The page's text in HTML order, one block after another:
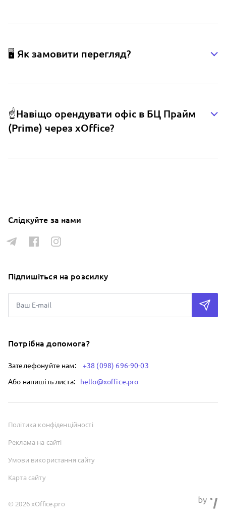
🖥️ Як замовити перегляд?
☝️Навіщо орендувати офіс в БЦ Прайм
(Prime) через xOffice?
Слідкуйте за нами
Підпишіться на розсилку
Потрібна допомога?
Зателефонуйте нам:
+38 (098) 696-90-03
Або напишіть листа:
hello@xoffice.pro
© 2026 xOffice.pro
Політика конфіденційності
Реклама на сайті
Умови використання сайту
Карта сайту